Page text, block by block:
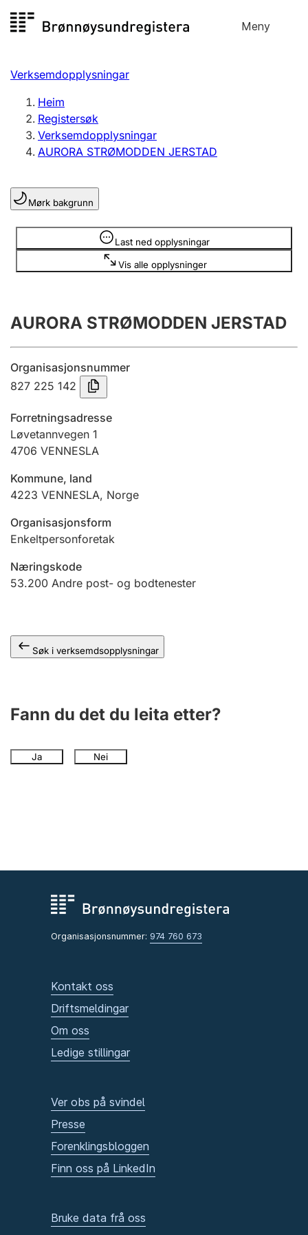
til
Meny
Registersøk
Aksjeselskap
Enkeltpersonføretak
Registrere, endre, slette
Lag og foreining
Registrere, endre, slette
Årsrekneskap
Innsending og forseinkingsgebyr
Tinglysing
Jeger
Ektepaktrettleiaren
Andre tema
Verksemdopplysningar
Heim
Registersøk
Verksemdopplysningar
AURORA STRØMODDEN JERSTAD
Mørk bakgrunn
Last ned opplysningar
Vis alle opplysninger
Opplysninger er skjult
AURORA STRØMODDEN JERSTAD
Organisasjonsnummer
827 225 142
Forretningsadresse
Løvetannvegen 1
4706 VENNESLA
Kommune, land
4223 VENNESLA, Norge
Organisasjonsform
Enkeltpersonforetak
Næringskode
53.200 Andre post- og bodtenester
Søk i verksemdsopplysningar
Fann du det du leita etter?
Ja Nei
Organisasjonsnummer: 974 760 673
Kontakt oss
Driftsmeldingar
Om oss
Ledige stillingar
Ver obs på svindel
Presse
Forenklingsbloggen
Finn oss på LinkedIn
Bruke data frå oss